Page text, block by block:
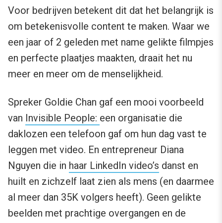
Voor bedrijven betekent dit dat het belangrijk is
om betekenisvolle content te maken. Waar we
een jaar of 2 geleden met name gelikte filmpjes
en perfecte plaatjes maakten, draait het nu
meer en meer om de menselijkheid.
Spreker Goldie Chan gaf een mooi voorbeeld
van Invisible People: een organisatie die
daklozen een telefoon gaf om hun dag vast te
leggen met video. En entrepreneur Diana
Nguyen die in haar LinkedIn video’s danst en
huilt en zichzelf laat zien als mens (en daarmee
al meer dan 35K volgers heeft). Geen gelikte
beelden met prachtige overgangen en de